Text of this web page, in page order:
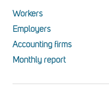
Workers
Employers
Accounting firms
Monthly report